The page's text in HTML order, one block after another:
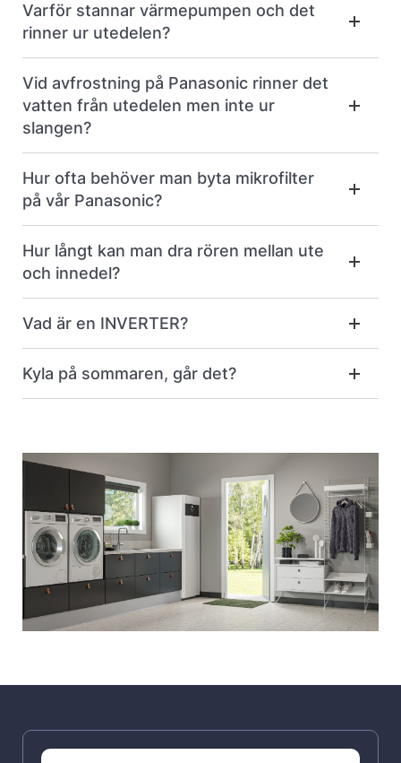
Varför stannar värmepumpen och det
rinner ur utedelen?
Vid avfrostning på Panasonic rinner det
vatten från utedelen men inte ur
slangen?
Hur ofta behöver man byta mikrofilter
på vår Panasonic?
Hur långt kan man dra rören mellan ute
och innedel?
Vad är en INVERTER?
Kyla på sommaren, går det?